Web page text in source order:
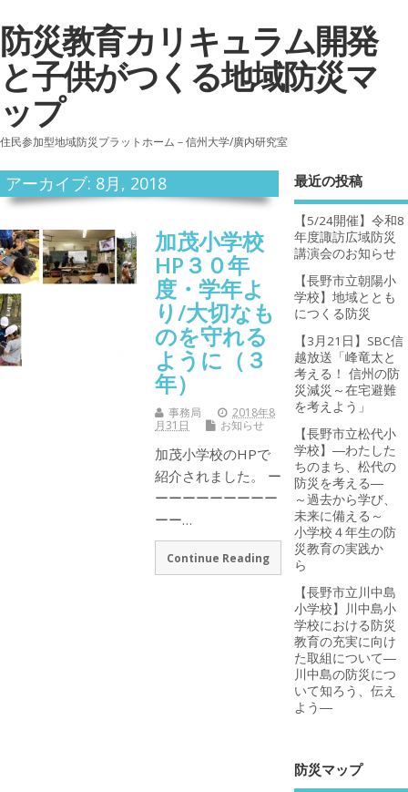
防災教育カリキュラム開発
と子供がつくる地域防災マ
ップ
住民参加型地域防災プラットホーム－信州大学/廣内研究室
アーカイブ: 8月, 2018
加茂小学校
HP３０年
度・学年よ
り/大切なも
のを守れる
ように（３
年）
事務局
2018年8
月31日
お知らせ
加茂小学校のHPで
紹介されました。 ー
ーーーーーーーーー
ーー…
Continue Reading
最近の投稿
【5/24開催】令和8
年度諏訪広域防災
講演会のお知らせ
【長野市立朝陽小
学校】地域ととも
につくる防災
【3月21日】SBC信
越放送「峰竜太と
考える！ 信州の防
災減災～在宅避難
を考えよう」
【長野市立松代小
学校】―わたした
ちのまち、松代の
防災を考える―
～過去から学び、
未来に備える～
小学校４年生の防
災教育の実践か
ら
【長野市立川中島
小学校】川中島小
学校における防災
教育の充実に向け
た取組について―
川中島の防災につ
いて知ろう、伝え
よう―
防災マップ